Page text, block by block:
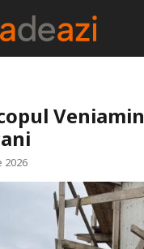
2026